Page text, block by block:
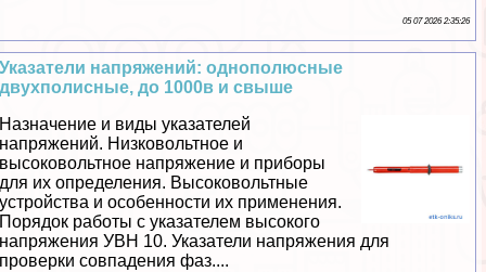
05 07 2026 2:35:26
Указатели напряжений: однополюсные
двухполисные, до 1000в и свыше
Назначение и виды указателей
напряжений. Низковольтное и
высоковольтное напряжение и приборы
для их определения. Высоковольтные
устройства и особенности их применения.
Порядок работы с указателем высокого
напряжения УВН 10. Указатели напряжения для
проверки совпадения фаз....